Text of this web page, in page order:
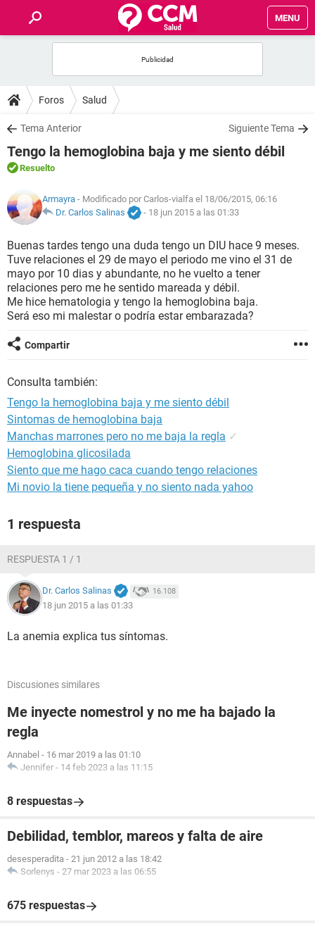
MENU
FOROS
SALUD
FAMILIA
NUTRICIÓN
SEXUALIDAD
GLOSARIO
Foros Salud
Tema Anterior Siguiente Tema
Tengo la hemoglobina baja y me siento débil
Resuelto
Armayra - Modificado por Carlos-vialfa el 18/06/2015, 06:16
Dr. Carlos Salinas
- 18 jun 2015 a las 01:33
Buenas tardes tengo una duda tengo un DIU hace 9 meses.
Tuve relaciones el 29 de mayo el periodo me vino el 31 de
mayo por 10 dias y abundante, no he vuelto a tener
relaciones pero me he sentido mareada y débil.
Me hice hematologia y tengo la hemoglobina baja.
Será eso mi malestar o podría estar embarazada?
Compartir
Consulta también:
Tengo la hemoglobina baja y me siento débil
Sintomas de hemoglobina baja
Manchas marrones pero no me baja la regla ✓
Hemoglobina glicosilada
Siento que me hago caca cuando tengo relaciones
Mi novio la tiene pequeña y no siento nada yahoo
1 respuesta
RESPUESTA 1 / 1
Dr. Carlos Salinas 16.108
18 jun 2015 a las 01:33
La anemia explica tus síntomas.
Discusiones similares
Me inyecte nomestrol y no me ha bajado la
regla
Annabel - 16 mar 2019 a las 01:10
Jennifer - 14 feb 2023 a las 11:15
8 respuestas
Debilidad, temblor, mareos y falta de aire
desesperadita - 21 jun 2012 a las 18:42
Sorlenys - 27 mar 2023 a las 06:55
675 respuestas